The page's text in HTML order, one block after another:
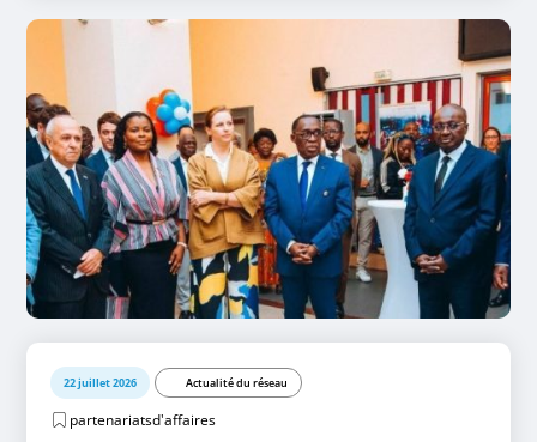
22 juillet 2026 Actualité du réseau
partenariatsd'affaires